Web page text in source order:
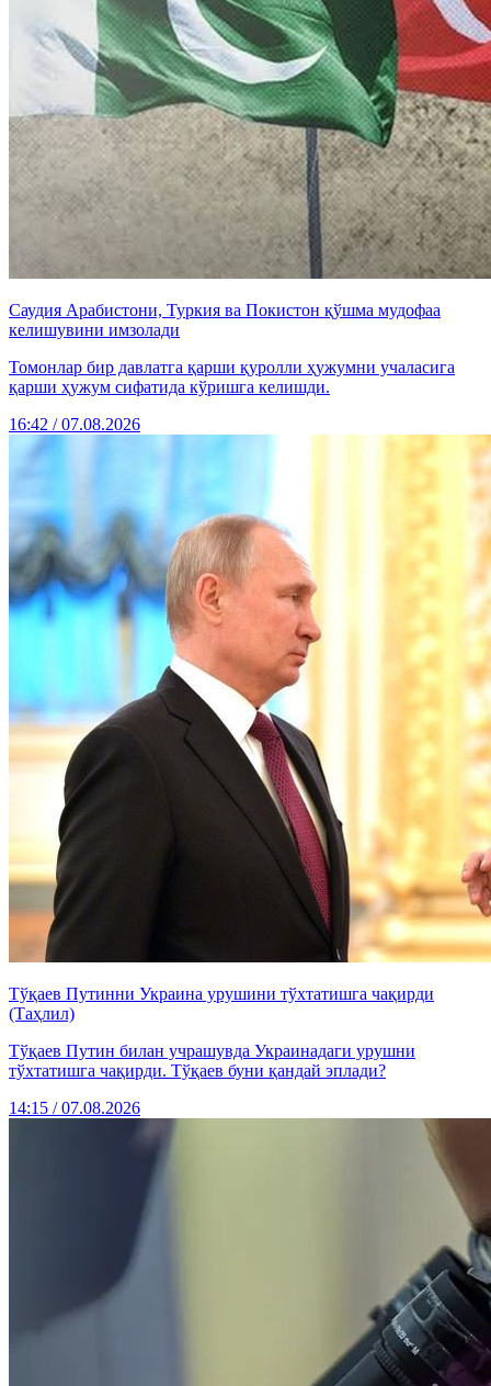
Саудия Арабистони, Туркия ва Покистон қўшма мудофаа
келишувини имзолади
Томонлар бир давлатга қарши қуролли ҳужумни учаласига
қарши ҳужум сифатида кўришга келишди.
16:42 / 07.08.2026
Тўқаев Путинни Украина урушини тўхтатишга чақирди
(Таҳлил)
Тўқаев Путин билан учрашувда Украинадаги урушни
тўхтатишга чақирди. Тўқаев буни қандай эплади?
14:15 / 07.08.2026